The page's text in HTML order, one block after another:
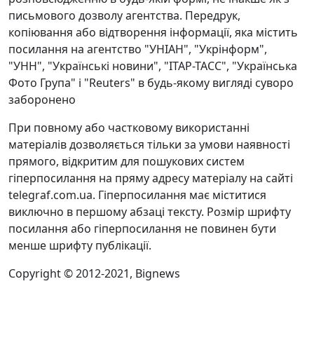
письмового дозволу агентства. Передрук,
копіювання або відтворення інформації, яка містить
посилання на агентство "УНІАН", "Укрінформ",
"УНН", "Українські новини", "ІТАР-ТАСС", "Українська
Фото Група" і "Reuters" в будь-якому вигляді суворо
заборонено
При повному або частковому використанні
матеріалів дозволяється тільки за умови наявності
прямого, відкритим для пошукових систем
гіперпосилання на пряму адресу матеріалу на сайті
telegraf.com.ua. Гіперпосилання має міститися
виключно в першому абзаці тексту. Розмір шрифту
посилання або гіперпосилання не повинен бути
менше шрифту публікації.
Copyright © 2012-2021, Bignews